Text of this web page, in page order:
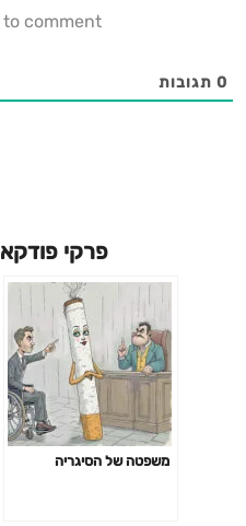
to comment
0 תגובות
פרקי
משפטה של הסיגריה